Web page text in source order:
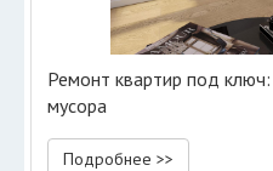
Ремонт квартир под
мусора
Подробнее >>